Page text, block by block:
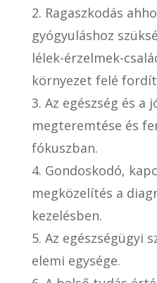
2. Ragaszkodás
gyógyuláshoz
lélek-érzelmek-
környezet felé
3. Az egészség és a
megteremtése és
fókuszban.
4. Gondoskodó,
megközelítés a
kezelésben.
5. Az egészségügyi
elemi egysége.